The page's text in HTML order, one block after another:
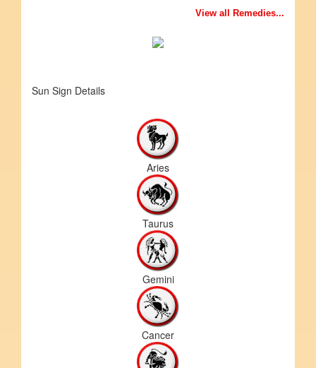
View all Remedies...
Sun Sign Details
Aries
Taurus
Gemini
Cancer